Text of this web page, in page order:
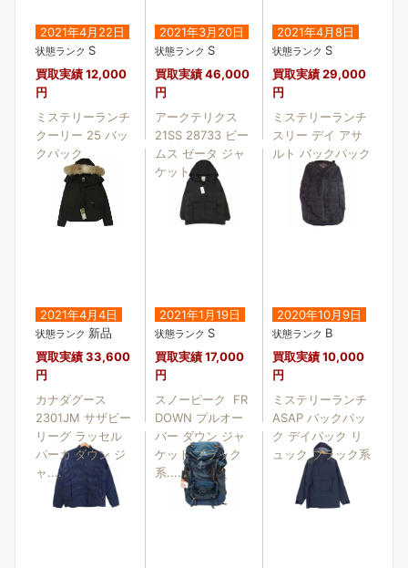
2021年4月22日
状態ランク S
買取実績12,000
円
ミステリーランチ
クーリー 25 バッ
クパック
2021年3月20日
状態ランク S
買取実績46,000
円
アークテリクス
21SS 28733 ビー
ムス ゼータ ジャ
ケット
2021年4月8日
状態ランク S
買取実績29,000
円
ミステリーランチ
スリー デイ アサ
ルト バックパック
2021年4月4日
状態ランク 新品
買取実績33,600
円
カナダグース
2301JM サザビー
リーグ ラッセル
パーカ ダウン ジ
ャ....
2021年1月19日
状態ランク S
買取実績17,000
円
スノーピーク FR
DOWN プルオー
バー ダウン ジャ
ケット ブラック
系....
2020年10月9日
状態ランク B
買取実績10,000
円
ミステリーランチ
ASAP バックパッ
ク デイパック リ
ュック ブラック系